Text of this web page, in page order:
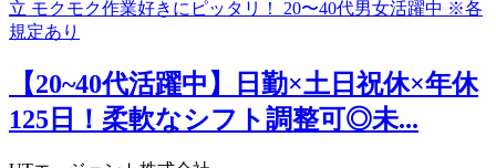
【20~40代活躍中】日勤×土日祝休×年休
125日！柔軟なシフト調整可◎未...